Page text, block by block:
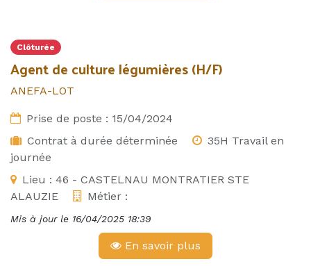
Clôturée
Agent de culture légumières (H/F)
ANEFA-LOT
Prise de poste : 15/04/2024
Contrat à durée déterminée
35H Travail en
journée
Lieu : 46 - CASTELNAU MONTRATIER STE
ALAUZIE
Métier :
Mis à jour le 16/04/2025 18:39
En savoir plus